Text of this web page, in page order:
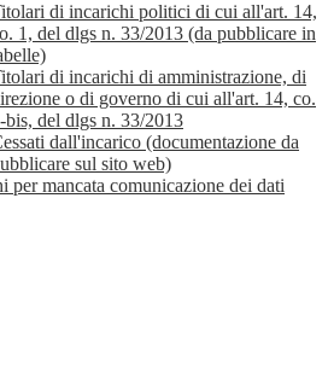
di incarichi politici di cui all'art. 14,
1, del dlgs n. 33/2013 (da pubblicare in
di incarichi di amministrazione, di
o di governo di cui all'art. 14, co.
bis, del dlgs n. 33/2013
dall'incarico (documentazione da
sul sito web)
per mancata comunicazione dei dati